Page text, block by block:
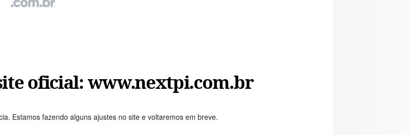
oficial:www.nextpi.com.br
Estamos fazendo alguns ajustes no site e voltaremos em breve.